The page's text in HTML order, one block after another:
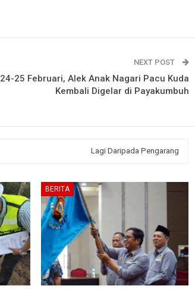
NEXT POST
24-25 Februari, Alek Anak Nagari Pacu Kuda
Kembali Digelar di Payakumbuh
Lagi Daripada Pengarang
BERITA